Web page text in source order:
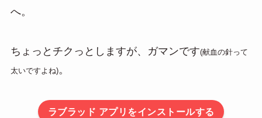
へ。
ちょっとチクっとしますが、ガマンです(献血の針って
太いですよね)。
ラブラッド アプリをインストールする